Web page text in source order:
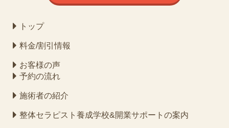
トップ
料金/割引情報
お客様の声
予約の流れ
施術者の紹介
整体セラピスト養成学校&開業サポートの案内